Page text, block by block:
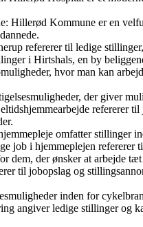
Hillerød Kommune er en
refererer til ledige
i Hirtshals, en by
hvor man kan
der giver
refererer
omfatter stillinger
job i hjemmeplejen refererer
dem, der ønsker at arbejde tæt
til jobopslag og
inden for
angiver ledige stillinger og